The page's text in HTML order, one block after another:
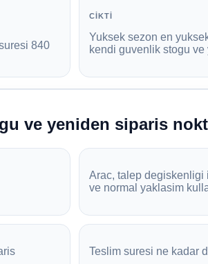
840
CIKTI
Yuksek sezon en
kendi guvenlik stogu
ve yeniden siparis
Arac, talep
ve normal yaklasim
Teslim suresi ne kadar